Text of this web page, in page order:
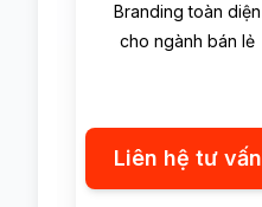
Branding toàn diện
cho ngành bán lẻ
Liên hệ tư vấn